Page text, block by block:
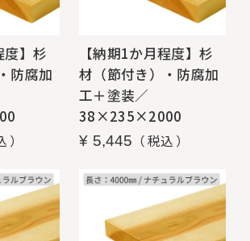
度】杉
防腐加
【納期1か月程度】杉
材（節付き）・防腐加
工＋塗装／
38×235×2000
¥ 5,445 税込